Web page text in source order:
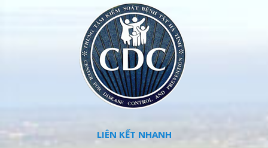
LIÊN KẾT NHANH